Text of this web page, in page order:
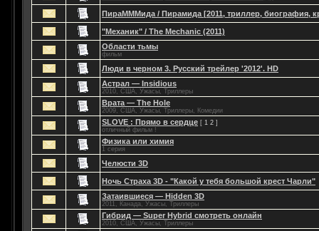
ПираМММида / Пирамида [2011, триллер, биография,
"Механик" / The Mechanic (2011)
Области тьмы
фильм
Люди в черном 3. Русский трейлер '2012'. HD
Астрал — Insidious
2010, США, Ужасы, Триллеры
Врата — The Hole
2009, США, Ужасы, Триллеры, Комедии
SLOVE : Прямо в сердце [ 1 2 ]
отличный фильм !
Физика или химия
1 серия
Челюсти 3D
Ночь Страха 3D - "Какой у тебя большой крест Чарли"
Затаившиеся — Hidden 3D
2011, Канада, Ужасы, Триллеры
Гибрид — Super Hybrid смотреть онлайн
2010, США, Ужасы, Триллеры